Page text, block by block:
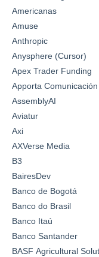
Americanas
Amuse
Anthropic
Anysphere (Cursor)
Apex Trader Funding
Apporta Comunicación
AssemblyAI
Aviatur
Axi
AXVerse Media
B3
BairesDev
Banco de Bogotá
Banco do Brasil
Banco Itaú
Banco Santander
BASF Agricultural